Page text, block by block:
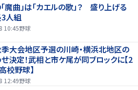
魔曲」は「カエルの歌」？ 盛り上げる
人組
10:45野球
大会地区予選の川崎・横浜北地区の
決定！武相と市ケ尾が同ブロックに【2
校野球】
12:49野球